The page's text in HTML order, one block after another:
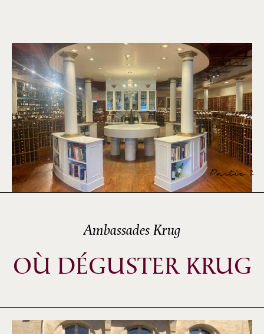
Partie 2
Ambassades Krug
OÙ DÉGUSTER KRUG